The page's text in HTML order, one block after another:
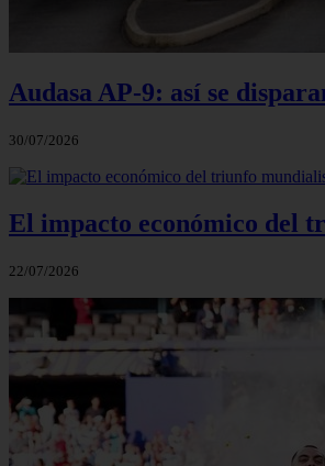
Audasa AP-9: así se
30/07/2026
El impacto económico del
22/07/2026